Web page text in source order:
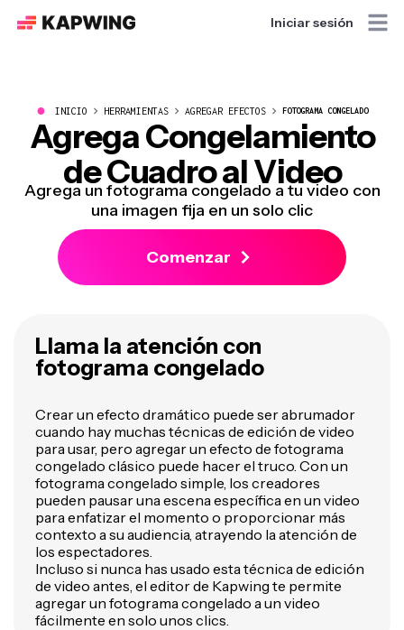
Iniciar sesión
● INICIO HERRAMIENTAS AGREGAR EFECTOS FOTOGRAMA CONGELADO
Agrega Congelamiento
de Cuadro al Video
Agrega un fotograma congelado a tu video con
una imagen fija en un solo clic
Comenzar
Llama la atención con
fotograma congelado
Crear un efecto dramático puede ser abrumador
cuando hay muchas técnicas de edición de video
para usar, pero agregar un efecto de fotograma
congelado clásico puede hacer el truco. Con un
fotograma congelado simple, los creadores
pueden pausar una escena específica en un video
para enfatizar el momento o proporcionar más
contexto a su audiencia, atrayendo la atención de
los espectadores.
Incluso si nunca has usado esta técnica de edición
de video antes, el editor de Kapwing te permite
agregar un fotograma congelado a un video
fácilmente en solo unos clics.